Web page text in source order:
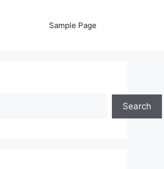
Sample Page
Search